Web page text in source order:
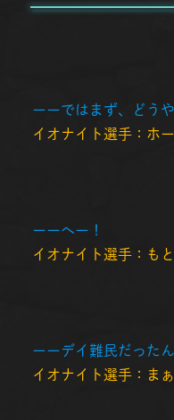
ーーではまず、どう
イオナイト選手：ホ
ーーへー！
イオナイト選手：も
ーーデイ難民だったん
イオナイト選手：ま